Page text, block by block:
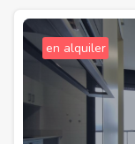
en alquiler